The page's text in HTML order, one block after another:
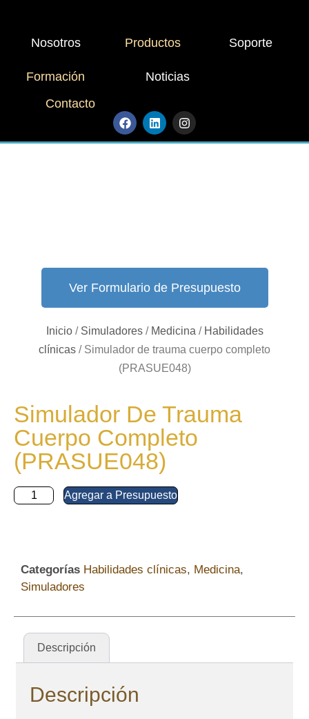
Nosotros Productos Soporte
Formación
Noticias
Contacto
Ver Formulario de Presupuesto
Inicio/ Simuladores/ Medicina / Habilidades
clínicas / Simulador de trauma cuerpo completo
(PRASUE048)
Simulador De Trauma
Cuerpo Completo
(PRASUE048)
Agregar a Presupuesto
Categorías Habilidades clínicas, Medicina,
Simuladores
Descripción
Descripción